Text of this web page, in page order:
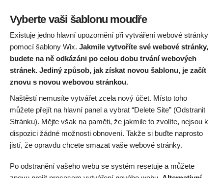
Vyberte vaši šablonu moudře
Existuje jedno hlavní upozornění při vytváření webové stránky
pomocí šablony Wix. Jakmile vytvoříte své webové stránky,
budete na ně odkázáni po celou dobu trvání webových
stránek. Jediný způsob, jak získat novou šablonu, je začít
znovu s novou webovou stránkou.
Naštěstí nemusíte vytvářet zcela nový účet. Místo toho
můžete přejít na hlavní panel a vybrat “Delete Site” (Odstranit
Stránku). Mějte však na paměti, že jakmile to zvolíte, nejsou k
dispozici žádné možnosti obnovení. Takže si buďte naprosto
jistí, že opravdu chcete smazat vaše webové stránky.
Po odstranění vašeho webu se systém resetuje a můžete